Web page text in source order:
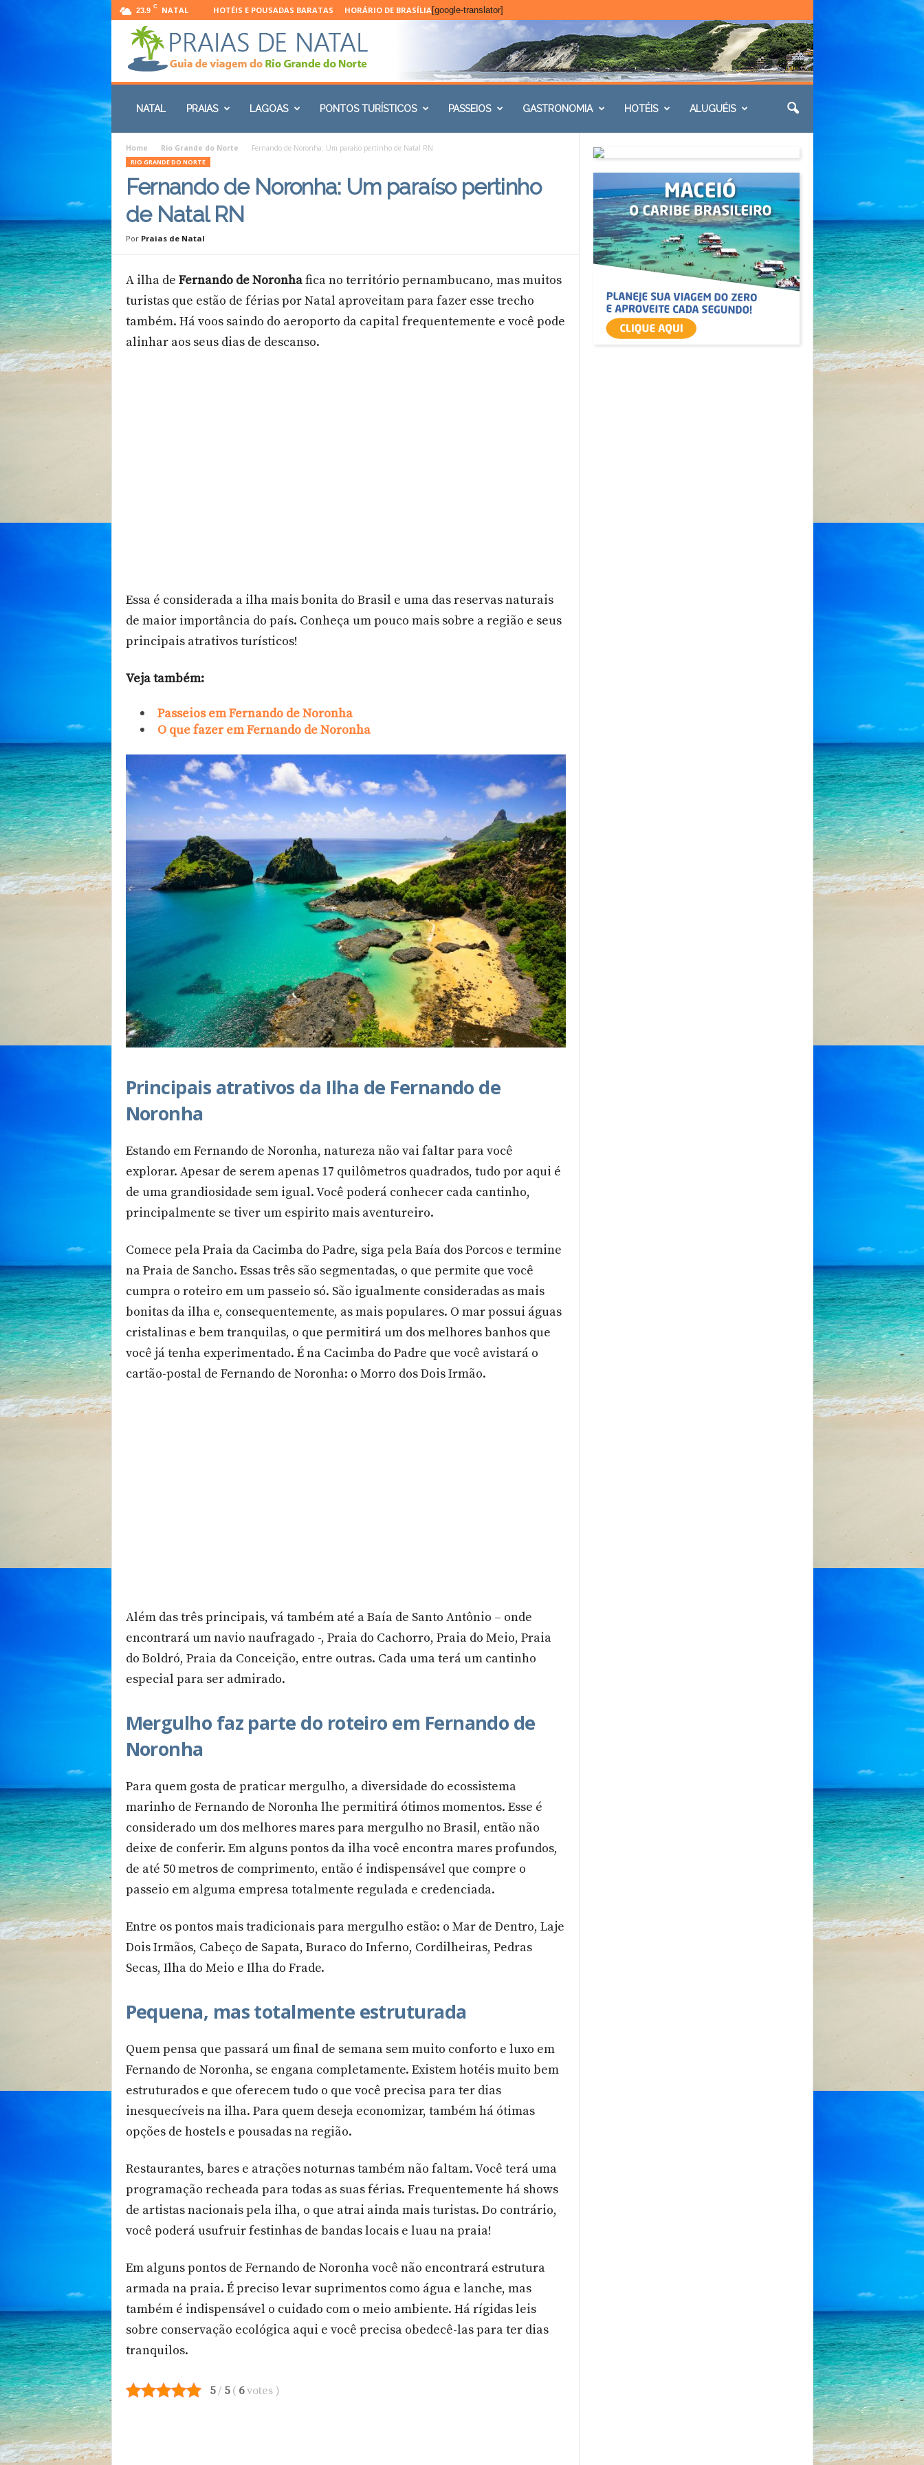
23.9 C NATAL HOTÉIS E POUSADAS BARATAS HORÁRIO DE BRASÍLIA[google-translator]
r
a
i
N
a
t
a
l
:
G
u
i
a
t
u
i
e
d
o
NATAL PRAIAS LAGOAS PONTOS TURÍSTICOS PASSEIOS GASTRONOMIA HOTÉIS ALUGUÉIS
Home Rio Grande do Norte Fernando de Noronha: Um paraíso pertinho de Natal RN
RIO GRANDE DO NORTE
Fernando de Noronha: Um paraíso pertinho
de Natal RN
Por Praias de Natal
A ilha de Fernando de Noronhafica no território pernambucano, mas muitos
turistas que estão de férias por Natal aproveitam para fazer esse trecho
também. Há voos saindo do aeroporto da capital frequentemente e você pode
alinhar aos seus dias de descanso.
Essa é considerada a ilha mais bonita do Brasil e uma das reservas naturais
de maior importância do país. Conheça um pouco mais sobre a região e seus
principais atrativos turísticos!
Veja também:
Passeios em Fernando de Noronha
O que fazer em Fernando de Noronha
Principais atrativos da Ilha de Fernando de
Noronha
Estando em Fernando de Noronha, natureza não vai faltar para você
explorar. Apesar de serem apenas 17 quilômetros quadrados, tudo por aqui é
de uma grandiosidade sem igual. Você poderá conhecer cada cantinho,
principalmente se tiver um espirito mais aventureiro.
Comece pela Praia da Cacimba do Padre, siga pela Baía dos Porcos e termine
na Praia de Sancho. Essas três são segmentadas, o que permite que você
cumpra o roteiro em um passeio só. São igualmente consideradas as mais
bonitas da ilha e, consequentemente, as mais populares. O mar possui águas
cristalinas e bem tranquilas, o que permitirá um dos melhores banhos que
você já tenha experimentado. É na Cacimba do Padre que você avistará o
cartão-postal de Fernando de Noronha: o Morro dos Dois Irmão.
Além das três principais, vá também até a Baía de Santo Antônio – onde
encontrará um navio naufragado -, Praia do Cachorro, Praia do Meio, Praia
do Boldró, Praia da Conceição, entre outras. Cada uma terá um cantinho
especial para ser admirado.
Mergulho faz parte do roteiro em Fernando de
Noronha
Para quem gosta de praticar mergulho, a diversidade do ecossistema
marinho de Fernando de Noronha lhe permitirá ótimos momentos. Esse é
considerado um dos melhores mares para mergulho no Brasil, então não
deixe de conferir. Em alguns pontos da ilha você encontra mares profundos,
de até 50 metros de comprimento, então é indispensável que compre o
passeio em alguma empresa totalmente regulada e credenciada.
Entre os pontos mais tradicionais para mergulho estão: o Mar de Dentro, Laje
Dois Irmãos, Cabeço de Sapata, Buraco do Inferno, Cordilheiras, Pedras
Secas, Ilha do Meio e Ilha do Frade.
Pequena, mas totalmente estruturada
Quem pensa que passará um final de semana sem muito conforto e luxo em
Fernando de Noronha, se engana completamente. Existem hotéis muito bem
estruturados e que oferecem tudo o que você precisa para ter dias
inesquecíveis na ilha. Para quem deseja economizar, também há ótimas
opções de hostels e pousadas na região.
Restaurantes, bares e atrações noturnas também não faltam. Você terá uma
programação recheada para todas as suas férias. Frequentemente há shows
de artistas nacionais pela ilha, o que atrai ainda mais turistas. Do contrário,
você poderá usufruir festinhas de bandas locais e luau na praia!
Em alguns pontos de Fernando de Noronha você não encontrará estrutura
armada na praia. É preciso levar suprimentos como água e lanche, mas
também é indispensável o cuidado com o meio ambiente. Há rígidas leis
sobre conservação ecológica aqui e você precisa obedecê-las para ter dias
tranquilos.
5 / 5 ( 6 votes )